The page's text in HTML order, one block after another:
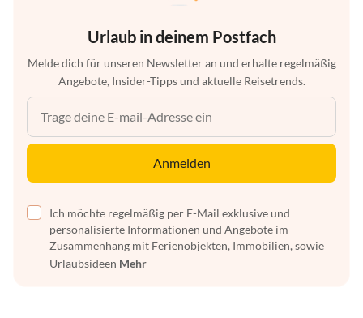
Urlaub in deinem Postfach
Melde dich für unseren Newsletter an und erhalte regelmäßig
Angebote, Insider-Tipps und aktuelle Reisetrends.
Anmelden
Ich möchte regelmäßig per E-Mail exklusive und
personalisierte Informationen und Angebote im
Zusammenhang mit Ferienobjekten, Immobilien, sowie
Urlaubsideen Mehr